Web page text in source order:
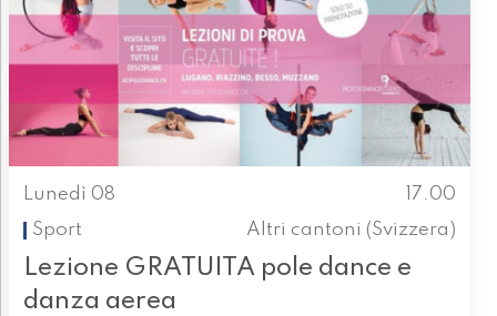
Lunedì 08
17.00
Sport
Altri cantoni (Svizzera)
Lezione GRATUITA pole dance e
danza aerea